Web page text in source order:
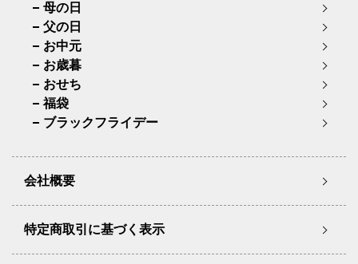
母の日
父の日
お中元
お歳暮
おせち
福袋
ブラックフライデー
会社概要
特定商取引に基づく表示